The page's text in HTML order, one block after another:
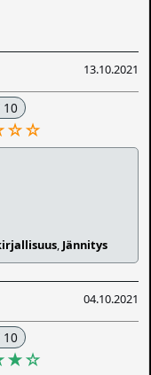
13.10.2021
☆☆
, Jännitys
04.10.2021
☆